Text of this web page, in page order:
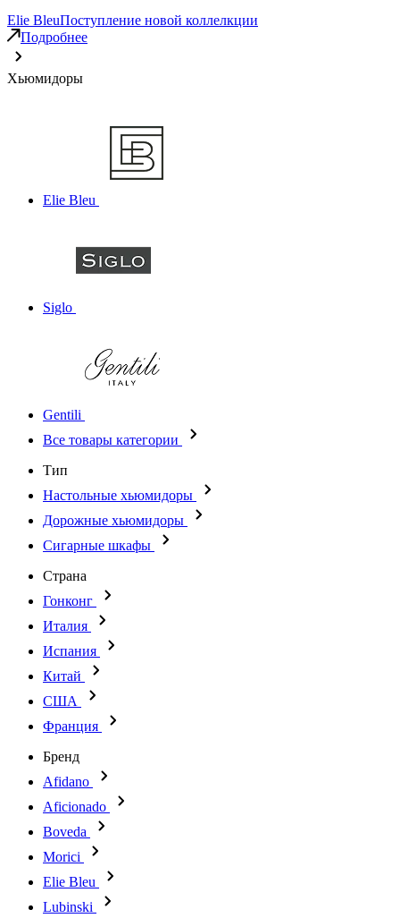
Elie BleuПоступление новой коллелкции
Подробнее
Хьюмидоры
Elie Bleu
Siglo
Gentili
Все товары категории
Тип
Настольные хьюмидоры
Дорожные хьюмидоры
Сигарные шкафы
Страна
Гонконг
Италия
Испания
Китай
США
Франция
Бренд
Afidano
Aficionado
Boveda
Morici
Elie Bleu
Lubinski